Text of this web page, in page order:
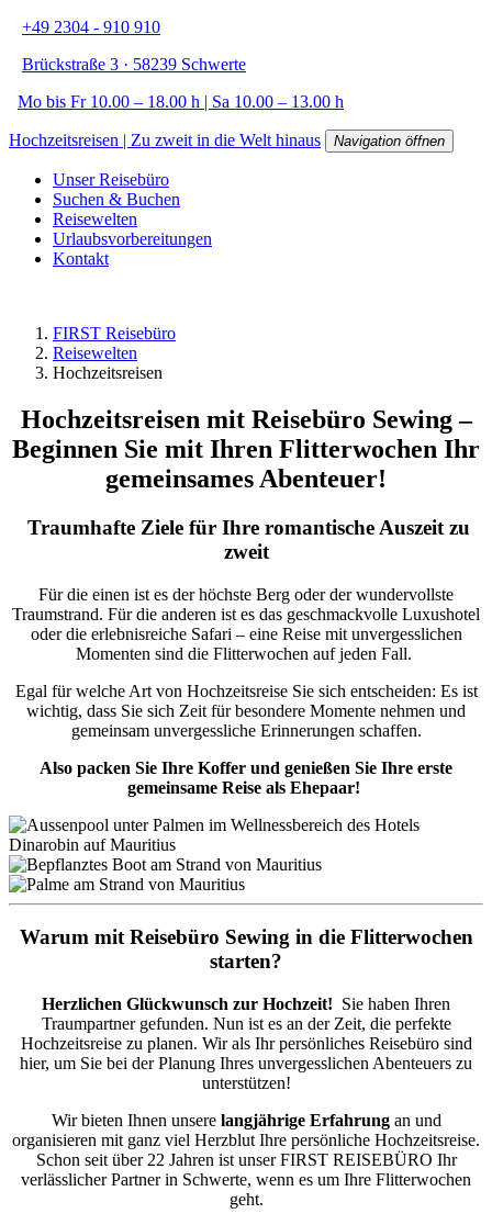
+49 2304 - 910 910
Brückstraße 3 · 58239 Schwerte
Mo bis Fr 10.00 – 18.00 h | Sa 10.00 – 13.00 h
Hochzeitsreisen | Zu zweit in die Welt hinaus Navigation öffnen
Unser Reisebüro
Suchen & Buchen
Reisewelten
Urlaubsvorbereitungen
Kontakt
FIRST Reisebüro
Reisewelten
Hochzeitsreisen
Hochzeitsreisen mit Reisebüro Sewing –
Beginnen Sie mit Ihren Flitterwochen Ihr
gemeinsames Abenteuer!
Traumhafte Ziele für Ihre romantische Auszeit zu
zweit
Für die einen ist es der höchste Berg oder der wundervollste
Traumstrand. Für die anderen ist es das geschmackvolle Luxushotel
oder die erlebnisreiche Safari – eine Reise mit unvergesslichen
Momenten sind die Flitterwochen auf jeden Fall.
Egal für welche Art von Hochzeitsreise Sie sich entscheiden: Es ist
wichtig, dass Sie sich Zeit für besondere Momente nehmen und
gemeinsam unvergessliche Erinnerungen schaffen.
Also packen Sie Ihre Koffer und genießen Sie Ihre erste
gemeinsame Reise als Ehepaar!
Warum mit Reisebüro Sewing in die Flitterwochen
starten?
Herzlichen Glückwunsch zur Hochzeit! Sie haben Ihren
Traumpartner gefunden. Nun ist es an der Zeit, die perfekte
Hochzeitsreise zu planen. Wir als Ihr persönliches Reisebüro sind
hier, um Sie bei der Planung Ihres unvergesslichen Abenteuers zu
unterstützen!
Wir bieten Ihnen unsere langjährige Erfahrungan und
organisieren mit ganz viel Herzblut Ihre persönliche Hochzeitsreise.
Schon seit über 22 Jahren ist unser FIRST REISEBÜRO Ihr
verlässlicher Partner in Schwerte, wenn es um Ihre Flitterwochen
geht.